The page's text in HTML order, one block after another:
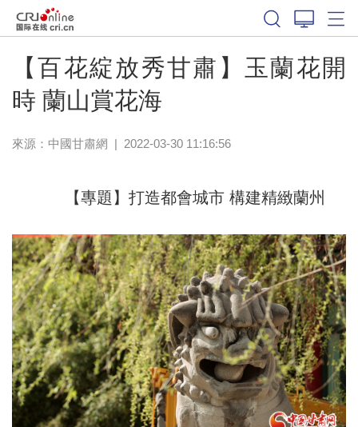
【百花綻放秀甘肅】玉蘭花開
時 蘭山賞花海
來源： 中國甘肅網 | 2022-03-30 11:16:56
【專題】打造都會城市 構建精緻蘭州